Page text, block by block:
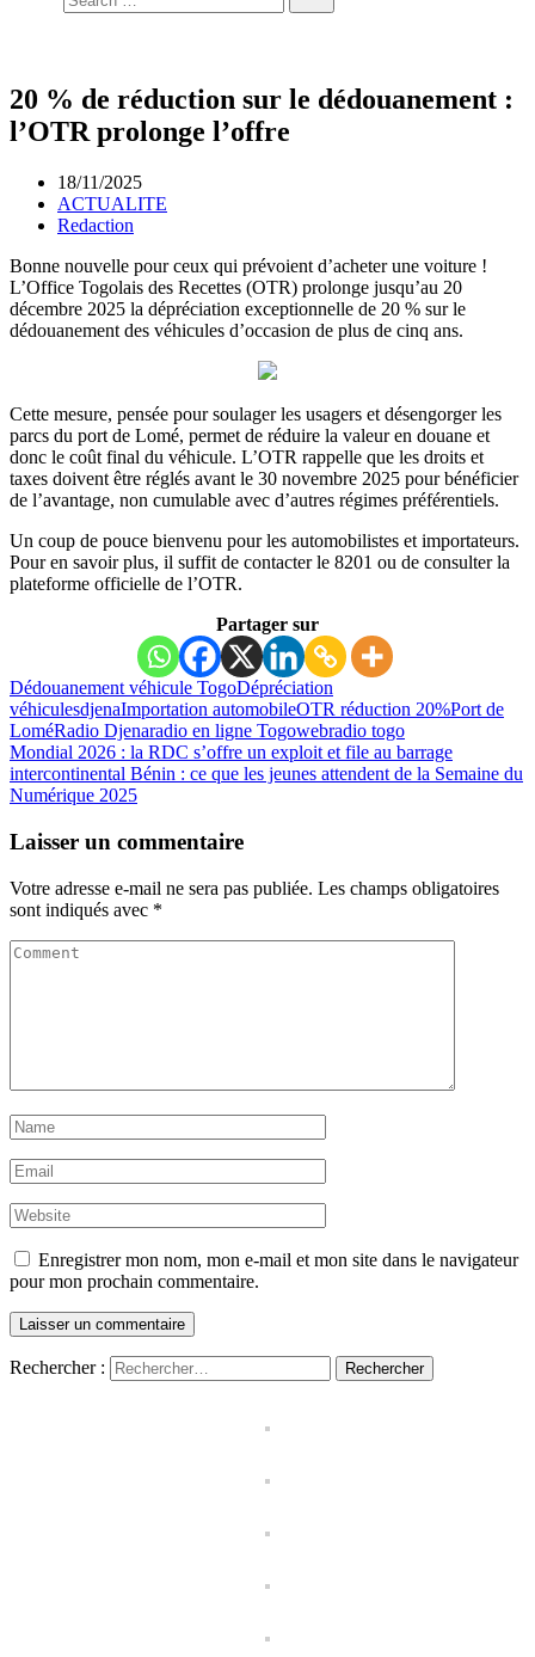
20 % de réduction sur le dédouanement :
l’OTR prolonge l’offre
18/11/2025
ACTUALITE
Redaction
Bonne nouvelle pour ceux qui prévoient d’acheter une voiture !
L’Office Togolais des Recettes (OTR) prolonge jusqu’au 20
décembre 2025 la dépréciation exceptionnelle de 20 % sur le
dédouanement des véhicules d’occasion de plus de cinq ans.
Cette mesure, pensée pour soulager les usagers et désengorger les
parcs du port de Lomé, permet de réduire la valeur en douane et
donc le coût final du véhicule. L’OTR rappelle que les droits et
taxes doivent être réglés avant le 30 novembre 2025 pour bénéficier
de l’avantage, non cumulable avec d’autres régimes préférentiels.
Un coup de pouce bienvenu pour les automobilistes et importateurs.
Pour en savoir plus, il suffit de contacter le 8201 ou de consulter la
plateforme officielle de l’OTR.
Partager sur
Dédouanement véhicule TogoDépréciation
véhiculesdjenaImportation automobileOTR réduction 20%Port de
LoméRadio Djenaradio en ligne Togowebradio togo
Mondial 2026 : la RDC s’offre un exploit et file au barrage
intercontinental Bénin : ce que les jeunes attendent de la Semaine du
Numérique 2025
Laisser un commentaire
Votre adresse e-mail ne sera pas publiée. Les champs obligatoires
sont indiqués avec *
Enregistrer mon nom, mon e-mail et mon site dans le navigateur
pour mon prochain commentaire.
Rechercher :